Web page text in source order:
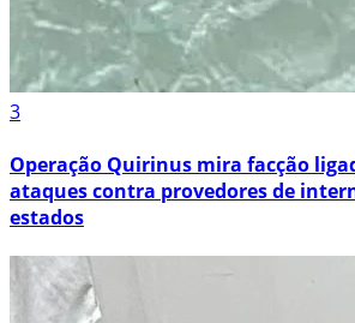
3
Operação Quirinus mira facção
ataques contra provedores de
estados